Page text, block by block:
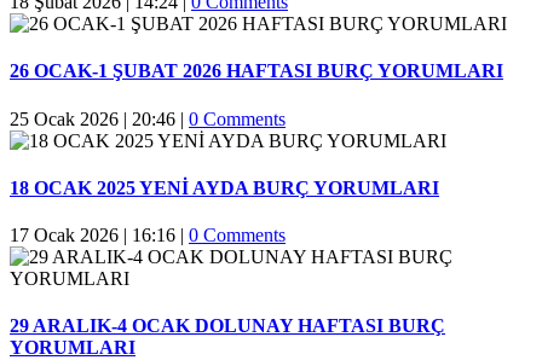
26 OCAK-1 ŞUBAT 2026 HAFTASI BURÇ YORUMLARI
25 Ocak 2026 | 20:46 | 0 Comments
18 OCAK 2025 YENİ AYDA BURÇ YORUMLARI
17 Ocak 2026 | 16:16 | 0 Comments
29 ARALIK-4 OCAK DOLUNAY HAFTASI BURÇ
YORUMLARI